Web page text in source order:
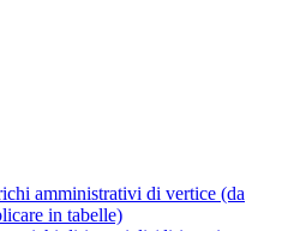
amministrativi di vertice (da
in tabelle)